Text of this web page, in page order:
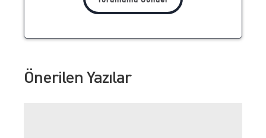
Önerilen Yazılar